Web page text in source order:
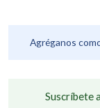
Agréganos
Suscríbete